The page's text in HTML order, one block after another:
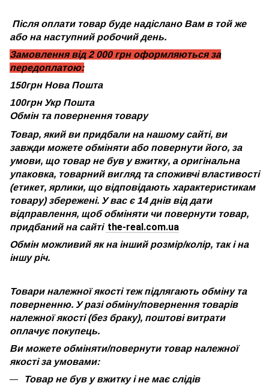
Після оплати товар буде надіслано Вам в той же
або на наступний робочий день.
Замовлення від 2 000 грн оформляються за
передоплатою:
150грн Нова Пошта
100грн Укр Пошта
Обмін та повернення товару
Товар, який ви придбали на нашому сайті, ви
завжди можете обміняти або повернути його, за
умови, що товар не був у вжитку, а оригінальна
упаковка, товарний вигляд та споживчі властивості
(етикет, ярлики, що відповідають характеристикам
товару) збережені. У вас є 14 днів від дати
відправлення, щоб обміняти чи повернути товар,
придбаний на сайті the-real.com.ua
Обмін можливий як на інший розмір/колір, так і на
іншу річ.
Товари належної якості теж підлягають обміну та
поверненню. У разі обміну/повернення товарів
належної якості (без браку), поштові витрати
оплачує покупець.
Ви можете обміняти/повернути товар належної
якості за умовами:
Товар не був у вжитку і не має слідів